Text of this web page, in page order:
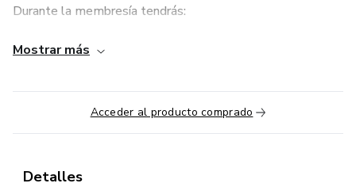
Durante la membresía tendrás:
* Reunión grupal semanal en vivo.
* Resolución de dudas en tiempo real.
* Grupo privado de soporte y seguimiento.
* Materiales de apoyo en video o PDF cuando sea
Mostrar más
Acceder al producto comprado
Detalles